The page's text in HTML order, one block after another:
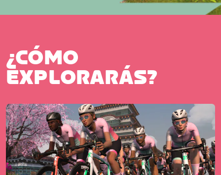
¿CÓMO
EXPLORARÁS?